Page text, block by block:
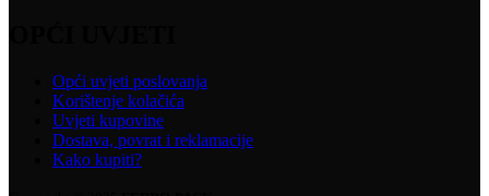
Opći uvjeti poslovanja
Korištenje kolačića
Uvjeti kupovine
Dostava, povrat i reklamacije
Kako kupiti?